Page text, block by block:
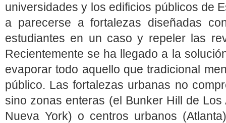
universidades y los edificios públicos de
a parecerse a fortalezas diseñadas
estudiantes en un caso y repeler las
Recientemente se ha llegado a la
evaporar todo aquello que tradicional
público. Las fortalezas urbanas no
sino zonas enteras (el Bunker Hill de
Nueva York) o centros urbanos